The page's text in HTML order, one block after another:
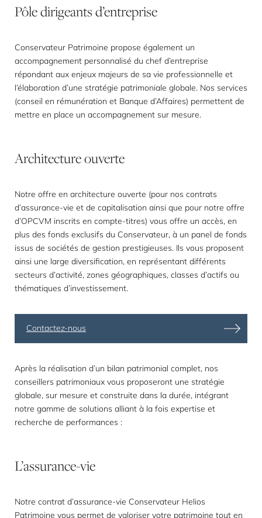
Pôledirigeantsd’entreprise
Conservateur Patrimoine propose également un
accompagnement personnalisé du chef d’entreprise
répondant aux enjeux majeurs de sa vie professionnelle et
l’élaboration d’une stratégie patrimoniale globale. Nos services
(conseil en rémunération et Banque d’Affaires) permettent de
mettre en place un accompagnement sur mesure.
Architectureouverte
Notre offre en architecture ouverte (pour nos contrats
d’assurance-vie et de capitalisation ainsi que pour notre offre
d’OPCVM inscrits en compte-titres) vous offre un accès, en
plus des fonds exclusifs du Conservateur, à un panel de fonds
issus de sociétés de gestion prestigieuses. Ils vous proposent
ainsi une large diversification, en représentant différents
secteurs d’activité, zones géographiques, classes d’actifs ou
thématiques d’investissement.
Contactez-nous
Après la réalisation d’un bilan patrimonial complet, nos
conseillers patrimoniaux vous proposeront une stratégie
globale, sur mesure et construite dans la durée, intégrant
notre gamme de solutions alliant à la fois expertise et
recherche de performances :
L’assurance-vie
Notre contrat d’assurance-vie Conservateur Helios
Patrimoine vous permet de valoriser votre patrimoine tout en